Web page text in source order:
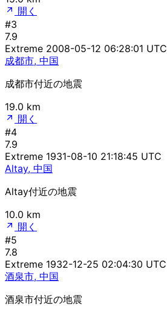
開く
#3
7.9
Extreme 2008-05-12 06:28:01 UTC
成都市, 中国
成都市付近の地震
19.0 km
開く
#4
7.9
Extreme 1931-08-10 21:18:45 UTC
Altay, 中国
Altay付近の地震
10.0 km
開く
#5
7.8
Extreme 1932-12-25 02:04:30 UTC
酒泉市, 中国
酒泉市付近の地震